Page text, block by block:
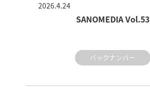
SANOMEDIA Vol.53
2026.4.24
バックナンバー